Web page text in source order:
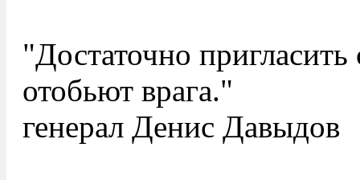
"Достаточно
отобьют врага."
генерал Денис Давыдов